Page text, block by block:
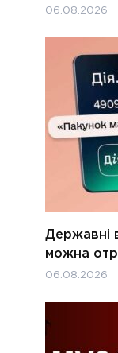
06.08.2026
Державні
можна
06.08.2026